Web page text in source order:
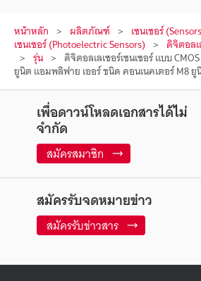
หน้าหลัก ผลิตภัณฑ์ เซนเซอร์
เซนเซอร์ (Photoelectric Sensors) ดิจิตอลเ
รุ่น ดิจิตอลเลเซอร์เซนเซอร์ แบบ
ยูนิต แอมพลิฟาย เออร์ ชนิด คอนเนคเตอร์ M8
เพื่อดาวน์โหลดเอกสารได้ไม่
จำกัด
สมัครสมาชิก
สมัครรับจดหมายข่าว
สมัครรับข่าวสาร